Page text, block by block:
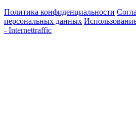
Политика конфиденциальности
персональных данных
- Internettraffic